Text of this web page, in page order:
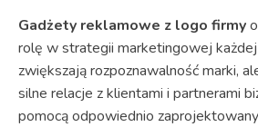
Gadżety reklamowe z logo firmy
rolę w strategii marketingowej
zwiększają rozpoznawalność marki,
silne relacje z klientami i partnerami
pomocą odpowiednio